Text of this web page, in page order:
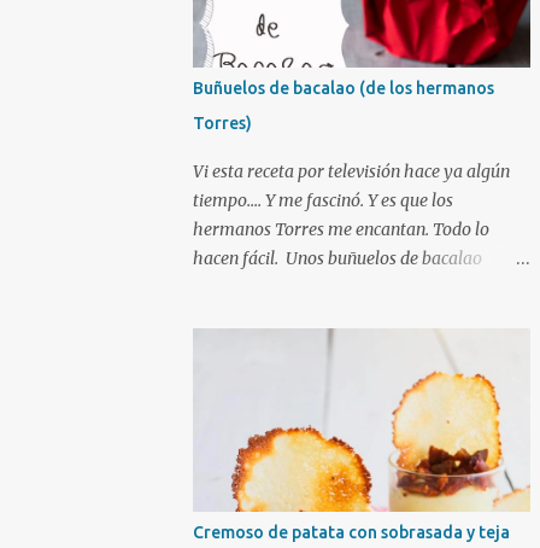
Buñuelos de bacalao (de los hermanos
Torres)
Vi esta receta por televisión hace ya algún
tiempo.... Y me fascinó. Y es que los
hermanos Torres me encantan. Todo lo
hacen fácil. Unos buñuelos de bacalao
que yo suelo hacer. Así que gracias a
internet he recuperado la receta y la he
preparado. Y te aseguro que es la mejor
receta de buñuelos de bacalao. Tengo que
decir que he tenido que modificar
ligeramente alguna cantidad (la de harina,
he añadido un poco mas....) y que el
Cremoso de patata con sobrasada y teja